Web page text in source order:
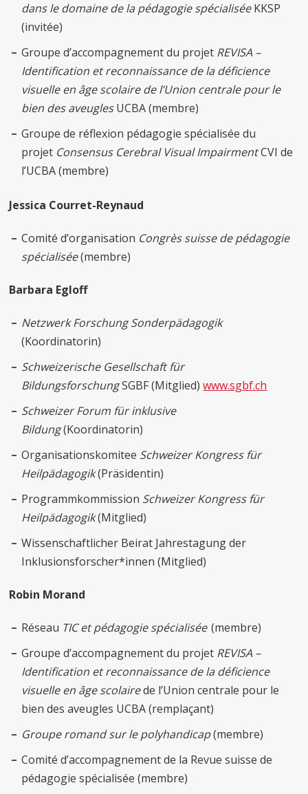
dans le domaine de la pédagogie spécialiséeKKSP
(invitée)
Groupe d’accompagnement du projet REVISA –
Identification et reconnaissance de la déficience
visuelle en âge scolaire de l’Union centrale pour le
bien des aveuglesUCBA (membre)
Groupe de réflexion pédagogie spécialisée du
projet Consensus Cerebral Visual ImpairmentCVI de
l’UCBA (membre)
Jessica Courret-Reynaud
Comité d’organisation Congrès suisse de pédagogie
spécialisée(membre)
Barbara Egloff
Netzwerk Forschung Sonderpädagogik
(Koordinatorin)
Schweizerische Gesellschaft für
BildungsforschungSGBF (Mitglied)www.sgbf.ch
Schweizer Forum für inklusive
Bildung(Koordinatorin)
Organisationskomitee Schweizer Kongress für
Heilpädagogik(Präsidentin)
Programmkommission Schweizer Kongress für
Heilpädagogik(Mitglied)
Wissenschaftlicher Beirat Jahrestagung der
Inklusionsforscher*innen (Mitglied)
Robin Morand
Réseau TIC et pédagogie spécialisée (membre)
Groupe d’accompagnement du projet REVISA –
Identification et reconnaissance de la déficience
visuelle en âge scolairede l’Union centrale pour le
bien des aveugles UCBA (remplaçant)
Groupe romand sur le polyhandicap(membre)
Comité d’accompagnement de la Revue suisse de
pédagogie spécialisée (membre)